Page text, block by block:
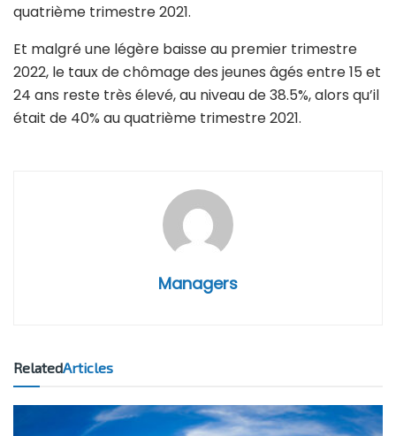
quatrième trimestre 2021.
Et malgré une légère baisse au premier trimestre
2022, le taux de chômage des jeunes âgés entre 15 et
24 ans reste très élevé, au niveau de 38.5%, alors qu’il
était de 40% au quatrième trimestre 2021.
Managers
RelatedArticles